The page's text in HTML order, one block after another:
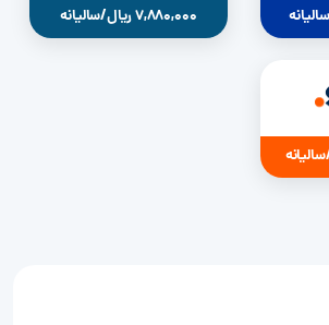
7,880,000 ریال/سالیانه